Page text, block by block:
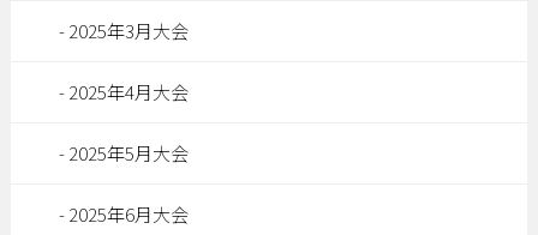
2025年3月大会
2025年4月大会
2025年5月大会
2025年6月大会